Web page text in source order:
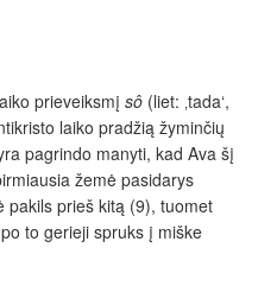
prieveiksmį sô (liet: ‚tada‘,
laiko pradžią žyminčių
pagrindo manyti, kad Ava šį
žemė pasidarys
pakils prieš kitą (9), tuomet
to gerieji spruks į miške